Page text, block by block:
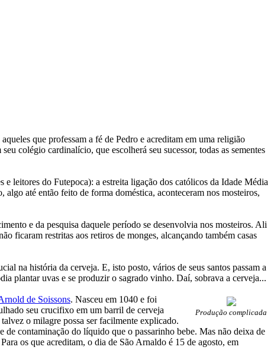
que professam a fé de Pedro e acreditam em uma religião
colégio cardinalício, que escolherá seu sucessor, todas as sementes
leitores do Futepoca): a estreita ligação dos católicos da Idade Média
até então feito de forma doméstica, aconteceram nos mosteiros,
e da pesquisa daquele período se desenvolvia nos mosteiros. Ali
ficaram restritas aos retiros de monges, alcançando também casas
na história da cerveja. E, isto posto, vários de seus santos passam a
plantar uvas e se produzir o sagrado vinho. Daí, sobrava a cerveja...
Produção complicada
de Soissons. Nasceu em 1040 e foi
seu crucifixo em um barril de cerveja
o milagre possa ser facilmente explicado.
de contaminação do líquido que o passarinho bebe. Mas não deixa de
Para os que acreditam, o dia de São Arnaldo é 15 de agosto, em